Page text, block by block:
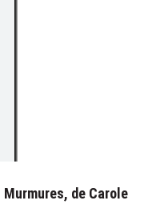
Murmures, de Carole